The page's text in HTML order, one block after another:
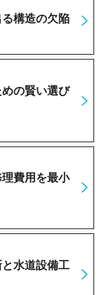
構造の欠陥
の賢い選び
費用を最小
水道設備工